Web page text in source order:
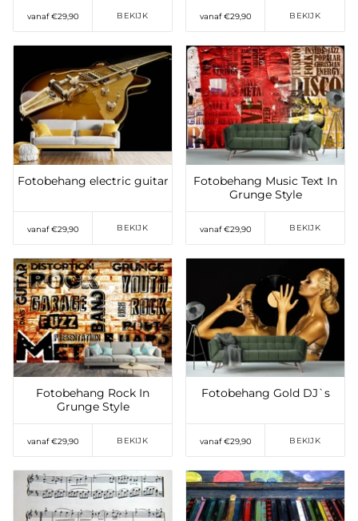
vanaf €29,90 BEKIJK vanaf €29,90 BEKIJK
Toevoegen aan
verlanglijst
Fotobehang electric guitar
vanaf €29,90 BEKIJK
Toevoegen aan
verlanglijst
Fotobehang Music Text In
Grunge Style
vanaf €29,90 BEKIJK
Toevoegen aan
verlanglijst
Fotobehang Rock In
Grunge Style
vanaf €29,90 BEKIJK
Toevoegen aan
verlanglijst
Fotobehang Gold DJ`s
vanaf €29,90 BEKIJK